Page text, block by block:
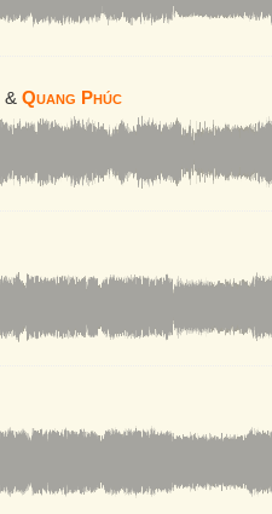
& Quang Phúc